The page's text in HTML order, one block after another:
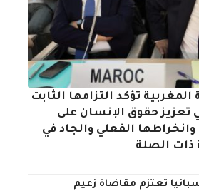
تؤكد التزامها الثابت
تعزيز حقوق الإنسان على
الفعلي والجاد في
ذات الصلة
تعتزم مقاضاة زعيم